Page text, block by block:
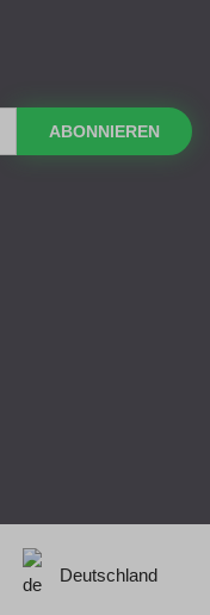
ABONNIEREN
Deutschland